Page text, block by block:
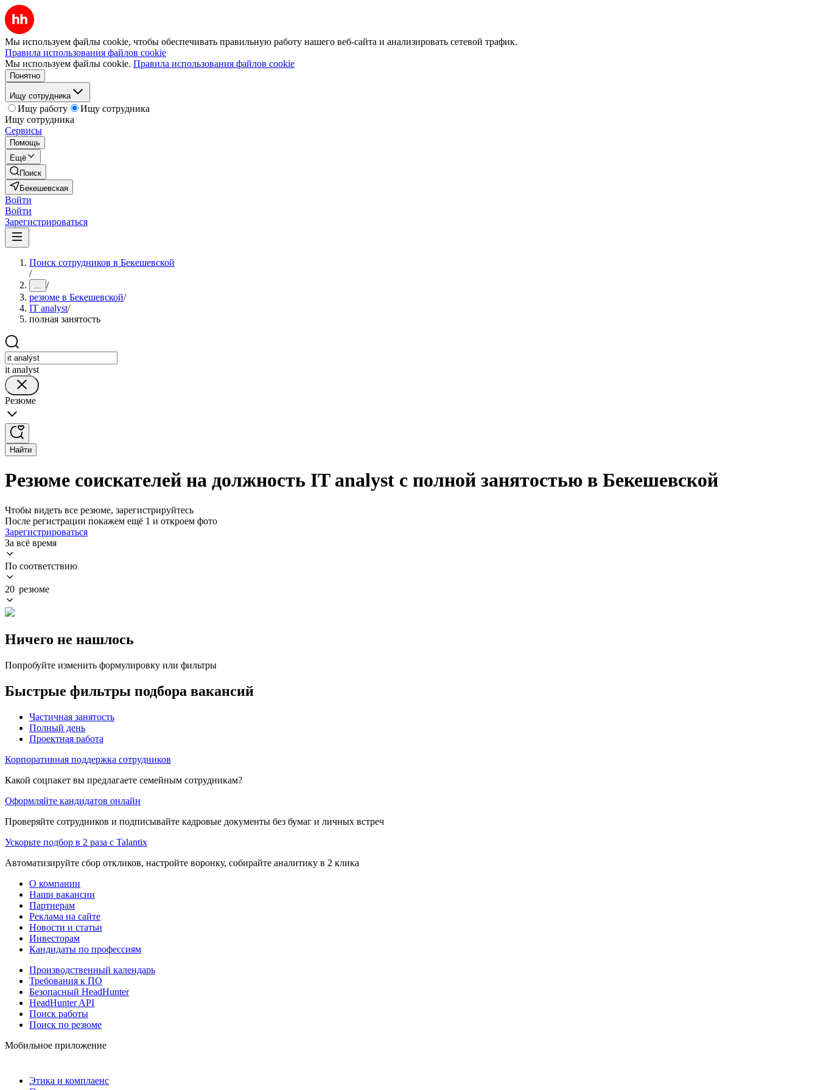
Мы используем файлы cookie, чтобы обеспечивать правильную работу нашего веб-сайта и анализировать сетевой трафик.
Правила использования файлов cookie
Мы используем файлы cookie. Правила использования файлов cookie
Понятно
Ищу сотрудника
Ищу работу
Ищу сотрудника
Ищу сотрудника
Сервисы
Помощь
Ещё
Поиск
Бекешевская
Войти
Войти
Зарегистрироваться
Поиск сотрудников в Бекешевской
/
... /
резюме в Бекешевской/
IT analyst/
полная занятость
it analyst
Резюме
Найти
Резюме соискателей на должность IT analyst с полной занятостью в Бекешевской
Чтобы видеть все резюме, зарегистрируйтесь
После регистрации покажем ещё 1 и откроем фото
Зарегистрироваться
За всё время
По соответствию
20 резюме
Ничего не нашлось
Попробуйте изменить формулировку или фильтры
Быстрые фильтры подбора вакансий
Частичная занятость
Полный день
Проектная работа
Корпоративная поддержка сотрудников
Какой соцпакет вы предлагаете семейным сотрудникам?
Оформляйте кандидатов онлайн
Проверяйте сотрудников и подписывайте кадровые документы без бумаг и личных встреч
Ускорьте подбор в 2 раза с Talantix
Автоматизируйте сбор откликов, настройте воронку, собирайте аналитику в 2 клика
О компании
Наши вакансии
Партнерам
Реклама на сайте
Новости и статьи
Инвесторам
Кандидаты по профессиям
Производственный календарь
Требования к ПО
Безопасный HeadHunter
HeadHunter API
Поиск работы
Поиск по резюме
Мобильное приложение
Этика и комплаенс